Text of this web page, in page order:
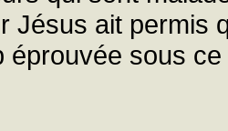
Jésus ait permis
éprouvée sous